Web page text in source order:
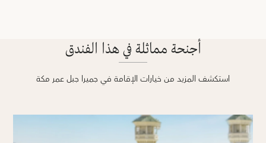
أجنحة مماثلة في هذا الفندق
استكشف المزيد من خيارات الإقامة في جميرا جبل عمر مكة